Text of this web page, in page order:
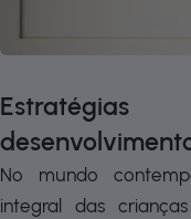
No mundo
integral das